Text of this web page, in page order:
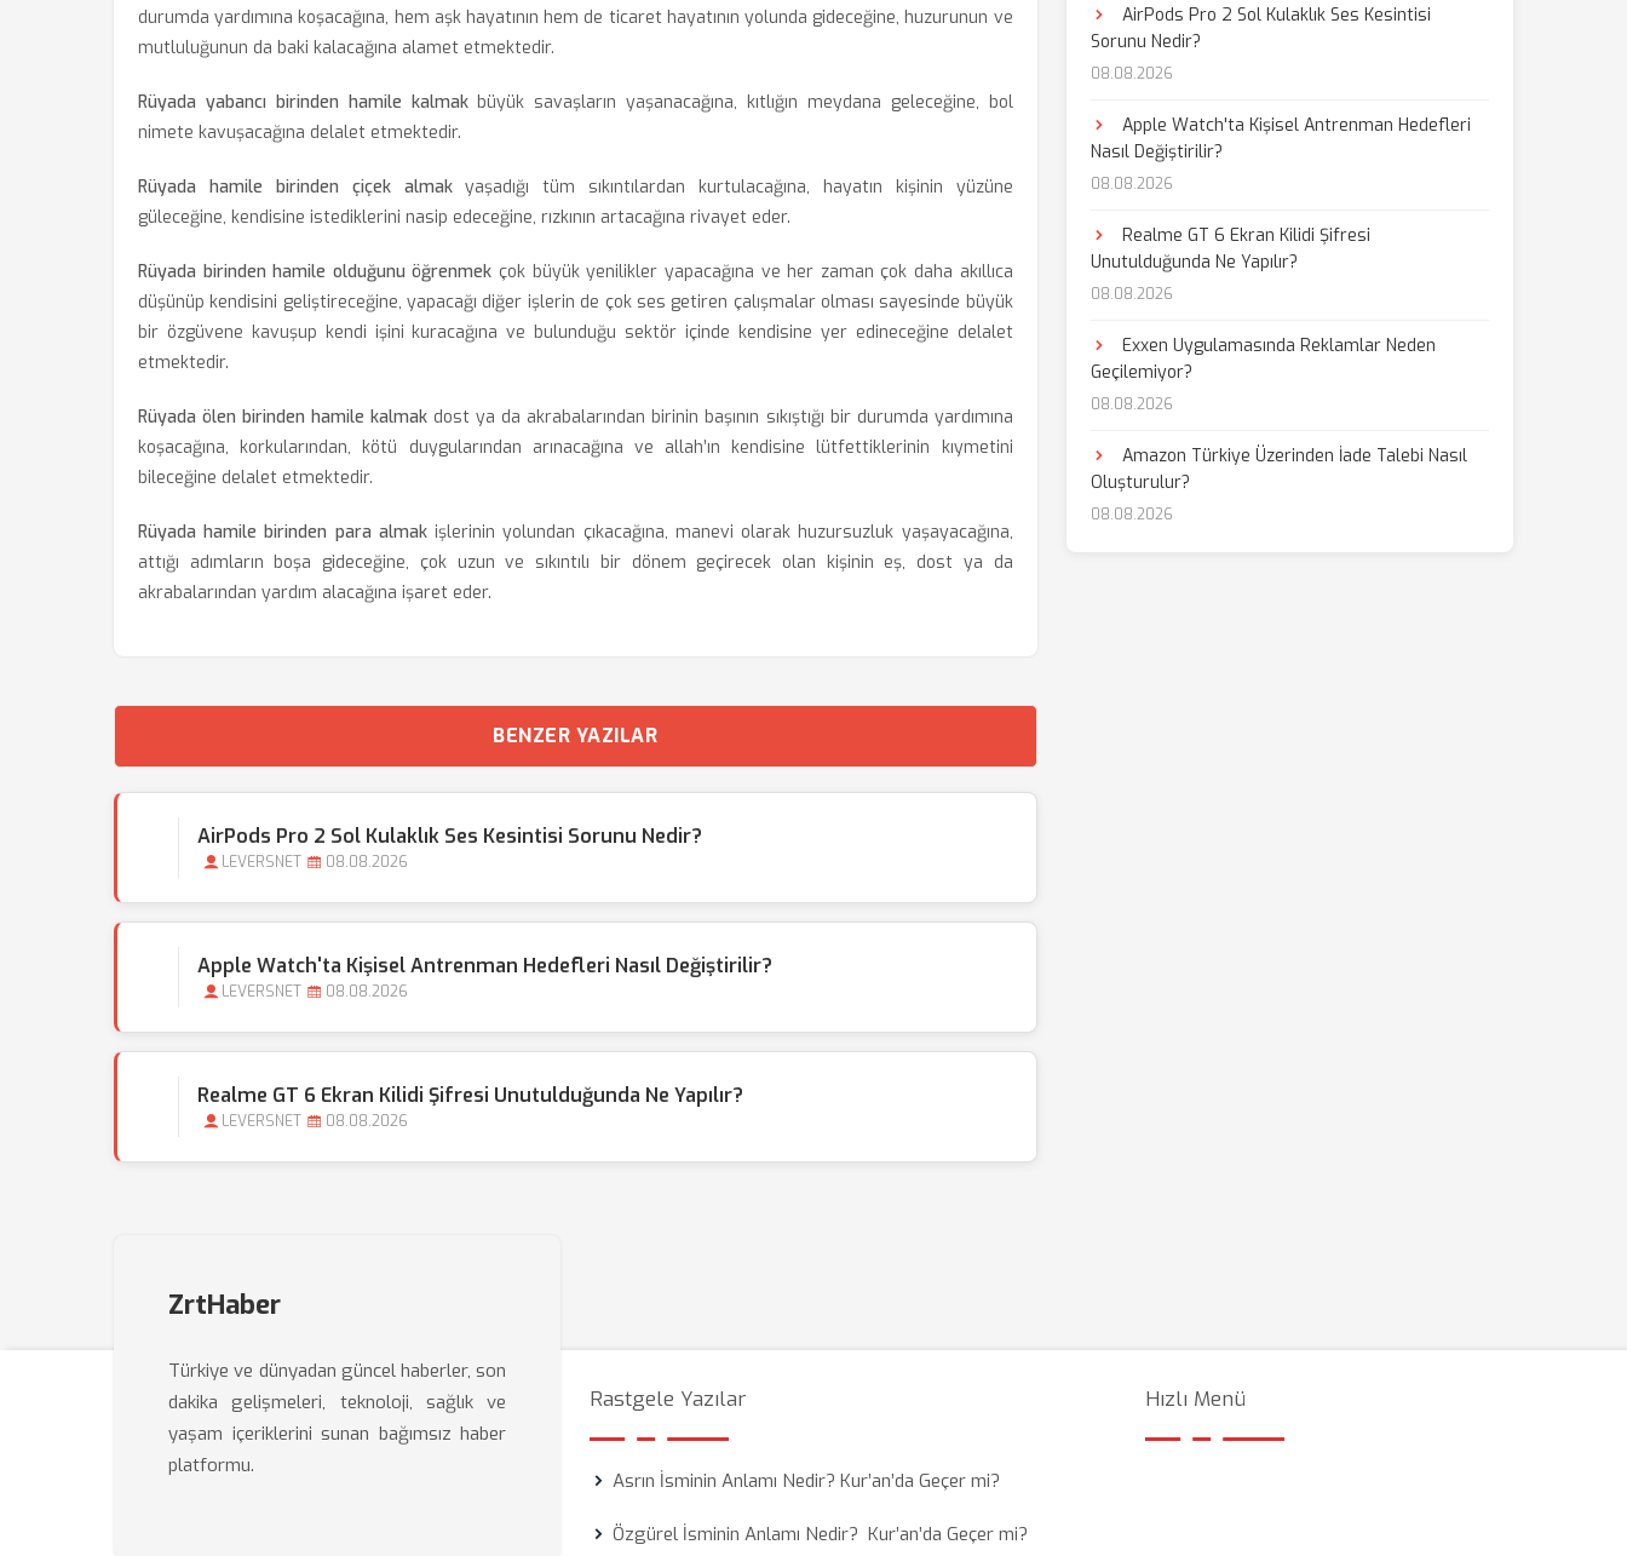
durumda yardımına koşacağına, hem aşk hayatının hem de ticaret hayatının yolunda gideceğine, huzurunun ve
mutluluğunun da baki kalacağına alamet etmektedir.
Rüyada yabancı birinden hamile kalmakbüyük savaşların yaşanacağına, kıtlığın meydana geleceğine, bol
nimete kavuşacağına delalet etmektedir.
Rüyada hamile birinden çiçek almakyaşadığı tüm sıkıntılardan kurtulacağına, hayatın kişinin yüzüne
güleceğine, kendisine istediklerini nasip edeceğine, rızkının artacağına rivayet eder.
Rüyada birinden hamile olduğunu öğrenmek çok büyük yenilikler yapacağına ve her zaman çok daha akıllıca
düşünüp kendisini geliştireceğine, yapacağı diğer işlerin de çok ses getiren çalışmalar olması sayesinde büyük
bir özgüvene kavuşup kendi işini kuracağına ve bulunduğu sektör içinde kendisine yer edineceğine delalet
etmektedir.
Rüyada ölen birinden hamile kalmak dost ya da akrabalarından birinin başının sıkıştığı bir durumda yardımına
koşacağına, korkularından, kötü duygularından arınacağına ve allah’ın kendisine lütfettiklerinin kıymetini
bileceğine delalet etmektedir.
Rüyada hamile birinden para almakişlerinin yolundan çıkacağına, manevi olarak huzursuzluk yaşayacağına,
attığı adımların boşa gideceğine, çok uzun ve sıkıntılı bir dönem geçirecek olan kişinin eş, dost ya da
akrabalarından yardım alacağına işaret eder.
BENZER YAZILAR
AirPods Pro 2 Sol Kulaklık Ses Kesintisi Sorunu Nedir?
LEVERSNET 08.08.2026
Apple Watch'ta Kişisel Antrenman Hedefleri Nasıl Değiştirilir?
LEVERSNET 08.08.2026
Realme GT 6 Ekran Kilidi Şifresi Unutulduğunda Ne Yapılır?
LEVERSNET 08.08.2026
AirPods Pro 2 Sol Kulaklık Ses Kesintisi
Sorunu Nedir?
08.08.2026
Apple Watch'ta Kişisel Antrenman Hedefleri
Nasıl Değiştirilir?
08.08.2026
Realme GT 6 Ekran Kilidi Şifresi
Unutulduğunda Ne Yapılır?
08.08.2026
Exxen Uygulamasında Reklamlar Neden
Geçilemiyor?
08.08.2026
Amazon Türkiye Üzerinden İade Talebi Nasıl
Oluşturulur?
08.08.2026
ZrtHaber
Türkiye ve dünyadan güncel haberler, son
dakika gelişmeleri, teknoloji, sağlık ve
yaşam içeriklerini sunan bağımsız haber
platformu.
Rastgele Yazılar
Asrın İsminin Anlamı Nedir? Kur’an’da Geçer mi?
Özgürel İsminin Anlamı Nedir? Kur’an’da Geçer mi?
Hızlı Menü